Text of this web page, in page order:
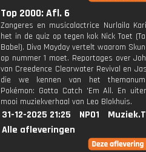
Top 2000: Afl. 6
Zangeres en musicalactrice Nurlaila
het in de quiz op tegen kok Nick Toet
Babel). Diva Mayday vertelt waarom
op nummer 1 moet. Reportages over
van Creedence Clearwater Revival en
die we kennen van het
Pokémon: Gotta Catch 'Em All. En
mooi muziekverhaal van Leo Blokhuis.
31-12-2025 21:25 NPO1
Alle afleveringen